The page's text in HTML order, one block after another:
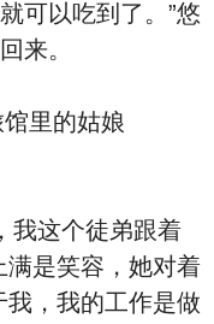
可以吃到了。”悠
来。
里的姑娘
我这个徒弟跟着
满是笑容，她对着
我，我的工作是做